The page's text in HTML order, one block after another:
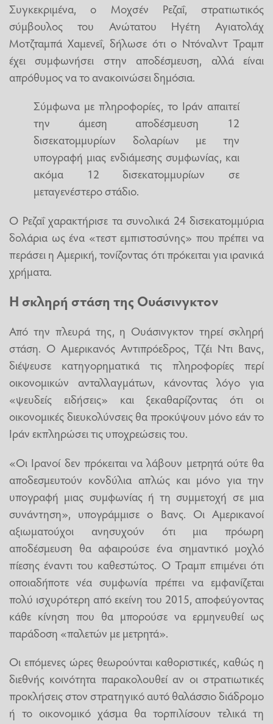
Συγκεκριμένα, ο Μοχσέν Ρεζαΐ, στρατιωτικός
σύμβουλος του Ανώτατου Ηγέτη Αγιατολάχ
Μοτζταμπά Χαμενεΐ, δήλωσε ότι ο Ντόναλντ Τραμπ
έχει συμφωνήσει στην αποδέσμευση, αλλά είναι
απρόθυμος να το ανακοινώσει δημόσια.
Σύμφωνα με πληροφορίες, το Ιράν απαιτεί
την άμεση αποδέσμευση 12
δισεκατομμυρίων δολαρίων με την
υπογραφή μιας ενδιάμεσης συμφωνίας, και
ακόμα 12 δισεκατομμυρίων σε
μεταγενέστερο στάδιο.
Ο Ρεζαΐ χαρακτήρισε τα συνολικά 24 δισεκατομμύρια
δολάρια ως ένα «τεστ εμπιστοσύνης» που πρέπει να
περάσει η Αμερική, τονίζοντας ότι πρόκειται για ιρανικά
χρήματα.
Η σκληρή στάση της Ουάσινγκτον
Από την πλευρά της, η Ουάσινγκτον τηρεί σκληρή
στάση. Ο Αμερικανός Αντιπρόεδρος, Τζέι Ντι Βανς,
διέψευσε κατηγορηματικά τις πληροφορίες περί
οικονομικών ανταλλαγμάτων, κάνοντας λόγο για
«ψευδείς ειδήσεις» και ξεκαθαρίζοντας ότι οι
οικονομικές διευκολύνσεις θα προκύψουν μόνο εάν το
Ιράν εκπληρώσει τις υποχρεώσεις του.
«Οι Ιρανοί δεν πρόκειται να λάβουν μετρητά ούτε θα
αποδεσμευτούν κονδύλια απλώς και μόνο για την
υπογραφή μιας συμφωνίας ή τη συμμετοχή σε μια
συνάντηση», υπογράμμισε ο Βανς. Οι Αμερικανοί
αξιωματούχοι ανησυχούν ότι μια πρόωρη
αποδέσμευση θα αφαιρούσε ένα σημαντικό μοχλό
πίεσης έναντι του καθεστώτος. Ο Τραμπ επιμένει ότι
οποιαδήποτε νέα συμφωνία πρέπει να εμφανίζεται
πολύ ισχυρότερη από εκείνη του 2015, αποφεύγοντας
κάθε κίνηση που θα μπορούσε να ερμηνευθεί ως
παράδοση «παλετών με μετρητά».
Οι επόμενες ώρες θεωρούνται καθοριστικές, καθώς η
διεθνής κοινότητα παρακολουθεί αν οι στρατιωτικές
προκλήσεις στον στρατηγικό αυτό θαλάσσιο διάδρομο
ή το οικονομικό χάσμα θα τορπιλίσουν τελικά τη